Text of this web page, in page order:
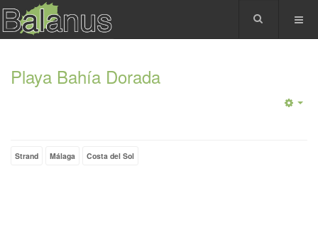
Playa Bahía Dorada
Strand Málaga Costa del Sol